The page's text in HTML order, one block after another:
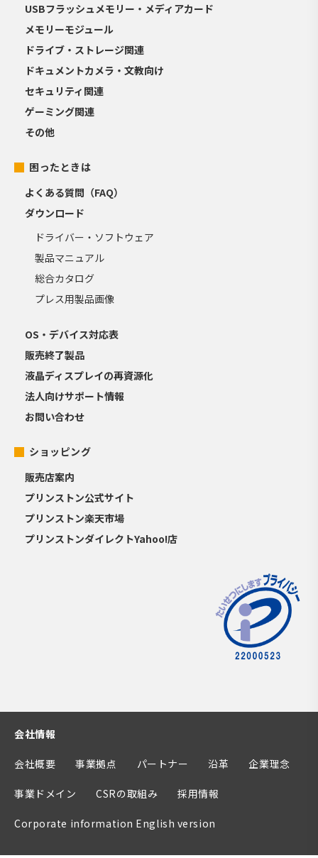
USBフラッシュメモリー・メディアカード
メモリーモジュール
ドライブ・ストレージ関連
ドキュメントカメラ・文教向け
セキュリティ関連
ゲーミング関連
その他
困ったときは
よくある質問（FAQ）
ダウンロード
ドライバー・ソフトウェア
製品マニュアル
総合カタログ
プレス用製品画像
OS・デバイス対応表
販売終了製品
液晶ディスプレイの再資源化
法人向けサポート情報
お問い合わせ
ショッピング
販売店案内
プリンストン公式サイト
プリンストン楽天市場
プリンストンダイレクトYahoo!店
会社情報
会社概要 事業拠点 パートナー 沿革 企業理念
事業ドメイン CSRの取組み 採用情報
Corporate information English version